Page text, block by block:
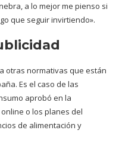
a lo mejor me pienso si
que seguir invirtiendo».
otras normativas que están
Es el caso de las
aprobó en la
o los planes del
de alimentación y